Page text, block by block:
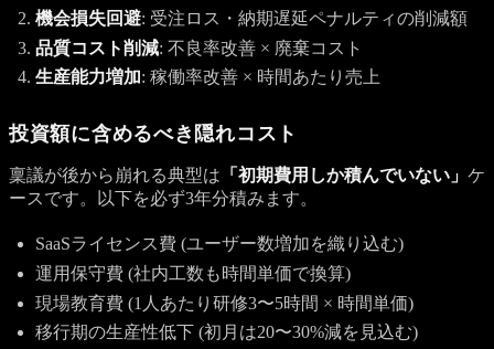
機会損失回避: 受注ロス・納期遅延ペナルティの削減額
品質コスト削減: 不良率改善 × 廃棄コスト
生産能力増加: 稼働率改善 × 時間あたり売上
投資額に含めるべき隠れコスト
稟議が後から崩れる典型は 「初期費用しか積んでいない」 ケ
ースです。以下を必ず3年分積みます。
SaaSライセンス費 (ユーザー数増加を織り込む)
運用保守費 (社内工数も時間単価で換算)
現場教育費 (1人あたり研修3〜5時間 × 時間単価)
移行期の生産性低下 (初月は20〜30%減を見込む)